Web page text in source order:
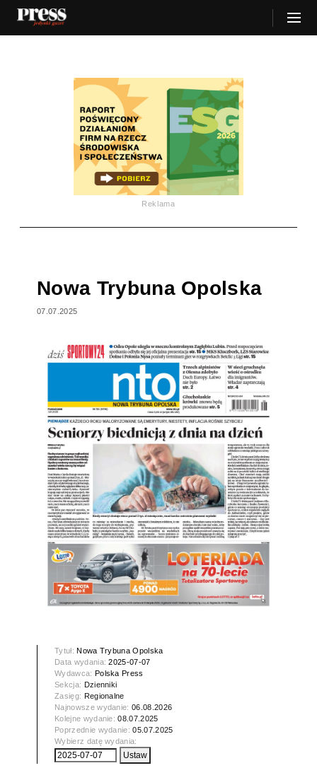
Reklama
Nowa Trybuna Opolska
07.07.2025
Tytuł: Nowa Trybuna Opolska
Data wydania:2025-07-07
Wydawca: Polska Press
Sekcja: Dzienniki
Zasięg: Regionalne
Najnowsze wydanie:06.08.2026
Kolejne wydanie:08.07.2025
Poprzednie wydanie:05.07.2025
Wybierz datę wydania: